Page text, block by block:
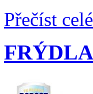
Přečíst celé